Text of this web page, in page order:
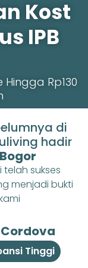
Kost
IPB
Rp130
di
hadir
telah sukses
menjadi bukti
Tinggi